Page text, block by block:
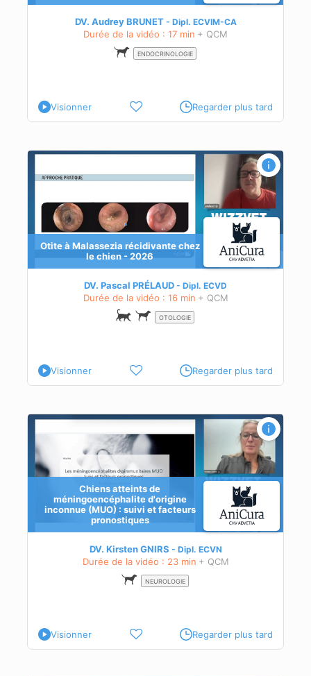
DV. Audrey BRUNET Dipl. ECVIM-CA
Durée de la vidéo : 17 min + QCM
ENDOCRINOLOGIE
Visionner Regarder plus tard
Otite à Malassezia récidivante chez
le chien - 2026
DV. Pascal PRÉLAUD Dipl. ECVD
Durée de la vidéo : 16 min + QCM
OTOLOGIE
Visionner Regarder plus tard
Chiens atteints de
méningoencéphalite d'origine
inconnue (MUO) : suivi et facteurs
pronostiques
DV. Kirsten GNIRS Dipl. ECVN
Durée de la vidéo : 23 min + QCM
NEUROLOGIE
Visionner Regarder plus tard